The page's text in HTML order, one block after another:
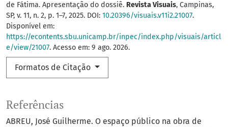
de Fátima. Apresentação do dossiê. Revista Visuais, Campinas,
SP, v. 11, n. 2, p. 1–7, 2025. DOI: 10.20396/visuais.v11i2.21007.
Disponível em:
https://econtents.sbu.unicamp.br/inpec/index.php/visuais/articl
e/view/21007. Acesso em: 9 ago. 2026.
Formatos de Citação
Referências
ABREU, José Guilherme. O espaço público na obra de